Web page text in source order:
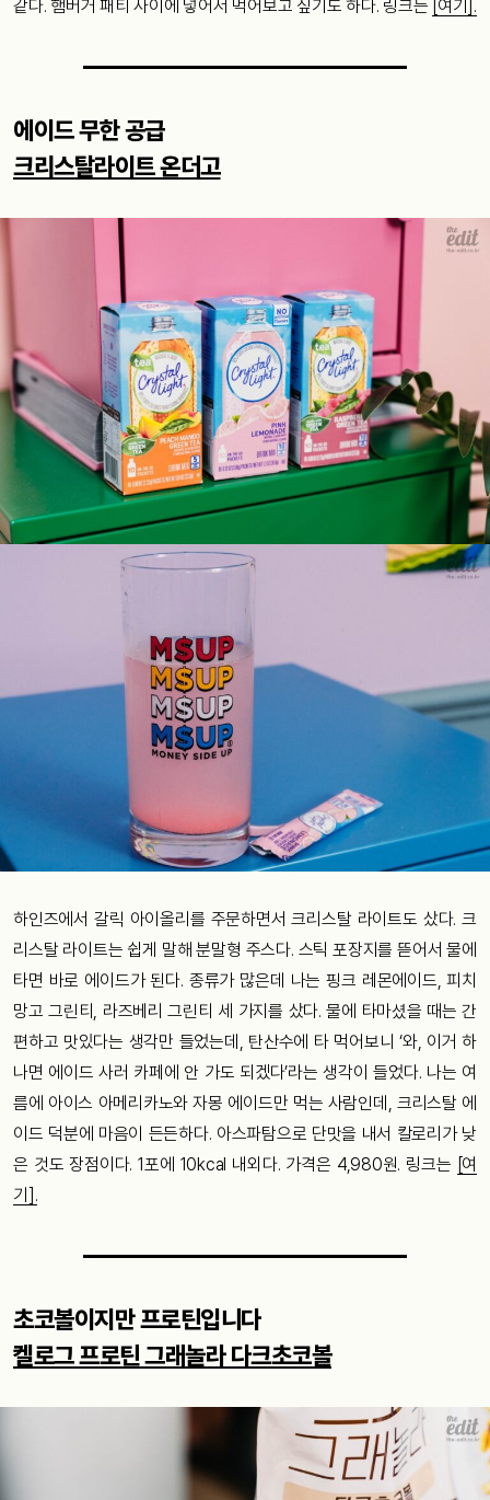
같다. 햄버거 패티 사이에 넣어서 먹어보고 싶기도 하다. 링크는 [여기].
에이드 무한 공급
크리스탈라이트 온더고
하인즈에서 갈릭 아이올리를 주문하면서 크리스탈 라이트도 샀다. 크
리스탈 라이트는 쉽게 말해 분말형 주스다. 스틱 포장지를 뜯어서 물에
타면 바로 에이드가 된다. 종류가 많은데 나는 핑크 레몬에이드, 피치
망고 그린티, 라즈베리 그린티 세 가지를 샀다. 물에 타마셨을 때는 간
편하고 맛있다는 생각만 들었는데, 탄산수에 타 먹어보니 ‘와, 이거 하
나면 에이드 사러 카페에 안 가도 되겠다’라는 생각이 들었다. 나는 여
름에 아이스 아메리카노와 자몽 에이드만 먹는 사람인데, 크리스탈 에
이드 덕분에 마음이 든든하다. 아스파탐으로 단맛을 내서 칼로리가 낮
은 것도 장점이다. 1포에 10kcal 내외다. 가격은 4,980원. 링크는 [여
기].
초코볼이지만 프로틴입니다
켈로그 프로틴 그래놀라 다크초코볼